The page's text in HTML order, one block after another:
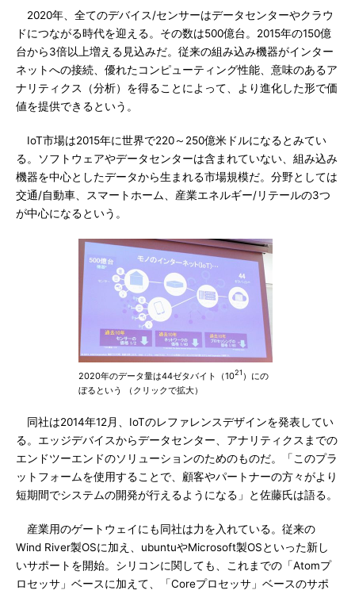
2020年、全てのデバイス/センサーはデータセンターやクラウ
ドにつながる時代を迎える。その数は500億台。2015年の150億
台から3倍以上増える見込みだ。従来の組み込み機器がインター
ネットへの接続、優れたコンピューティング性能、意味のあるア
ナリティクス（分析）を得ることによって、より進化した形で価
値を提供できるという。
IoT市場は2015年に世界で220～250億米ドルになるとみてい
る。ソフトウェアやデータセンターは含まれていない、組み込み
機器を中心としたデータから生まれる市場規模だ。分野としては
交通/自動車、スマートホーム、産業エネルギー/リテールの3つ
が中心になるという。
2020年のデータ量は44ゼタバイト（1021）にの
ぼるという （クリックで拡大）
同社は2014年12月、IoTのレファレンスデザインを発表してい
る。エッジデバイスからデータセンター、アナリティクスまでの
エンドツーエンドのソリューションのためのものだ。「このプラ
ットフォームを使用することで、顧客やパートナーの方々がより
短期間でシステムの開発が行えるようになる」と佐藤氏は語る。
産業用のゲートウェイにも同社は力を入れている。従来の
Wind River製OSに加え、ubuntuやMicrosoft製OSといった新し
いサポートを開始。シリコンに関しても、これまでの「Atomプ
ロセッサ」ベースに加えて、「Coreプロセッサ」ベースのサポ